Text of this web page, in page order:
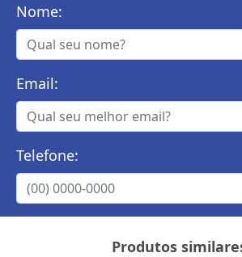
Nome:
Email:
Telefone:
Produtos